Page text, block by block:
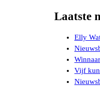
Laatste
Elly
Vijf